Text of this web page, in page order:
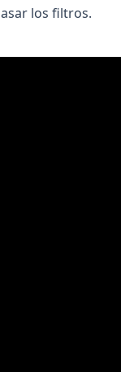
los filtros.